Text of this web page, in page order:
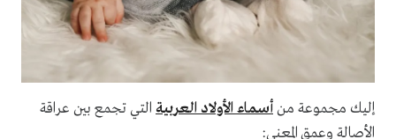
إليك مجموعة منأسماء الأولاد العربية التي تجمع بين عراقة
الأصالة وعمق المعنى: